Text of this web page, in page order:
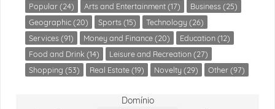
Popular (24) Arts and Entertainment (17)
Business (25)
Geographic (20)
Sports (15)
Technology (26)
Services (91)
Money and Finance (20)
Education (12)
Food and Drink (14)
Leisure and Recreation (27)
Shopping (53)
Real Estate (19) Novelty (29) Other (97)
Domínio